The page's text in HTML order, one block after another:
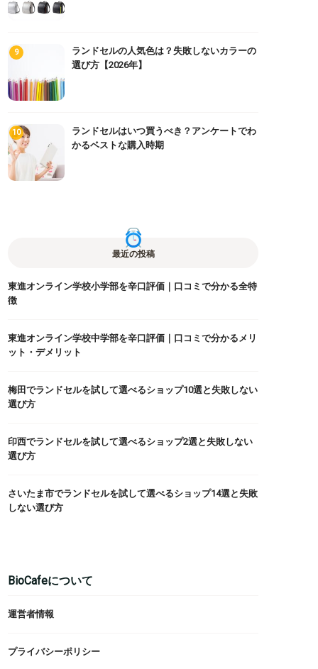
ランドセルの人気色は？失敗しないカラーの
選び方【2026年】
ランドセルはいつ買うべき？アンケートでわ
かるベストな購入時期
最近の投稿
東進オンライン学校小学部を辛口評価｜口コミで分かる全特
徴
東進オンライン学校中学部を辛口評価｜口コミで分かるメリ
ット・デメリット
梅田でランドセルを試して選べるショップ10選と失敗しない
選び方
印西でランドセルを試して選べるショップ2選と失敗しない
選び方
さいたま市でランドセルを試して選べるショップ14選と失敗
しない選び方
BioCafeについて
運営者情報
プライバシーポリシー